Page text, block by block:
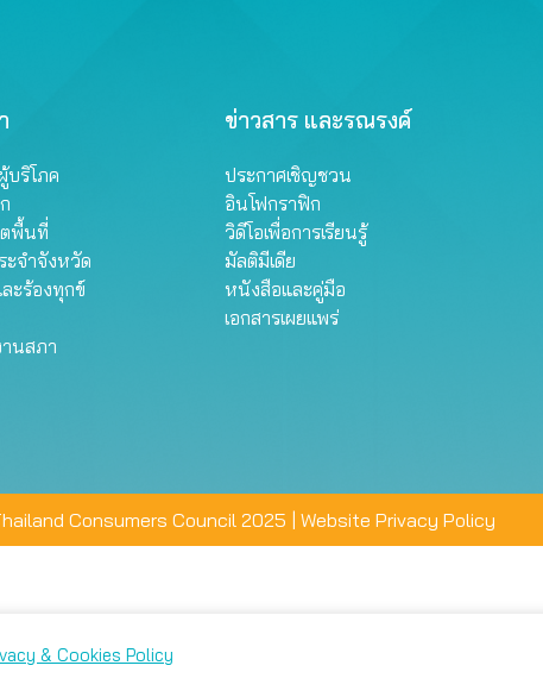
บริโภค
พื้นที่
จำจังหวัด
ะร้องทุกข์
นสภา
ข่าวสาร และรณรงค์
ประกาศเชิญชวน
อินโฟกราฟิก
วิดีโอเพื่อการเรียนรู้
มัลติมีเดีย
หนังสือและคู่มือ
เอกสารเผยแพร่
Consumers Council 2025 | Website Privacy Policy
& Cookies Policy
เลือกตั้งค่าความเป็นส่วนตัวได้